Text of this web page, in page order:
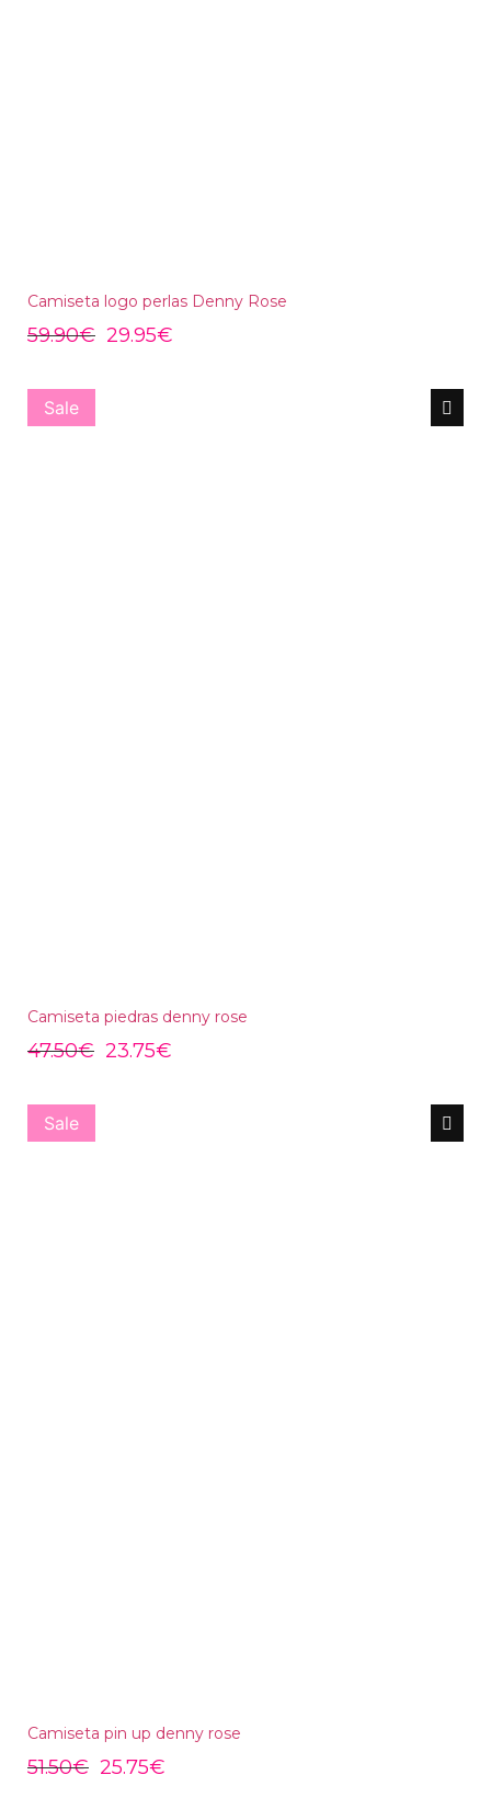
Camiseta logo perlas Denny Rose
59.90€ 29.95€
Sale
Camiseta piedras denny rose
47.50€ 23.75€
Sale
Camiseta pin up denny rose
51.50€ 25.75€